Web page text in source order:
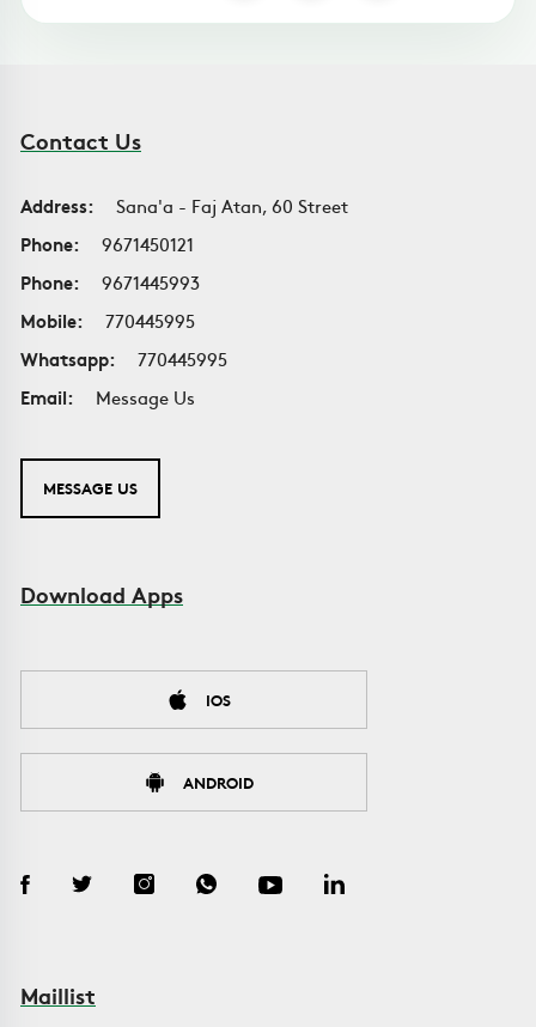
Contact Us
Address:
Sana'a - Faj Atan, 60 Street
Phone:
9671450121
Phone:
9671445993
Mobile:
770445995
Whatsapp:
770445995
Email:
Message Us
MESSAGE US
Download Apps
IOS
ANDROID
Maillist